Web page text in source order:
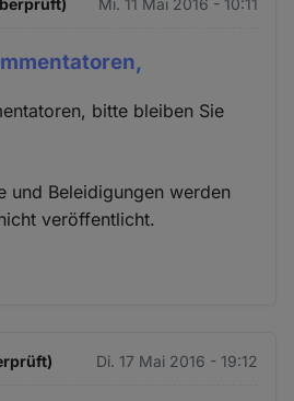
bitte bleiben Sie
und Beleidigungen werden
veröffentlicht.
Di. 17 Mai 2016 - 19:12